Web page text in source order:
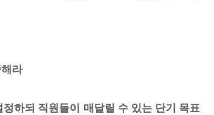
라
정하되 직원들이 매달릴 수 있는 단기 목표